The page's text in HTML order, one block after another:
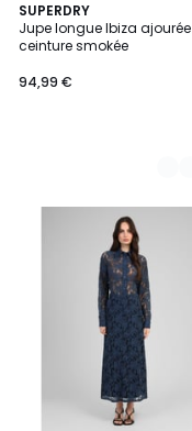
SUPERDRY
Jupe longue Ibiza ajourée
ceinture smokée
94,99 €
2
Couleurs